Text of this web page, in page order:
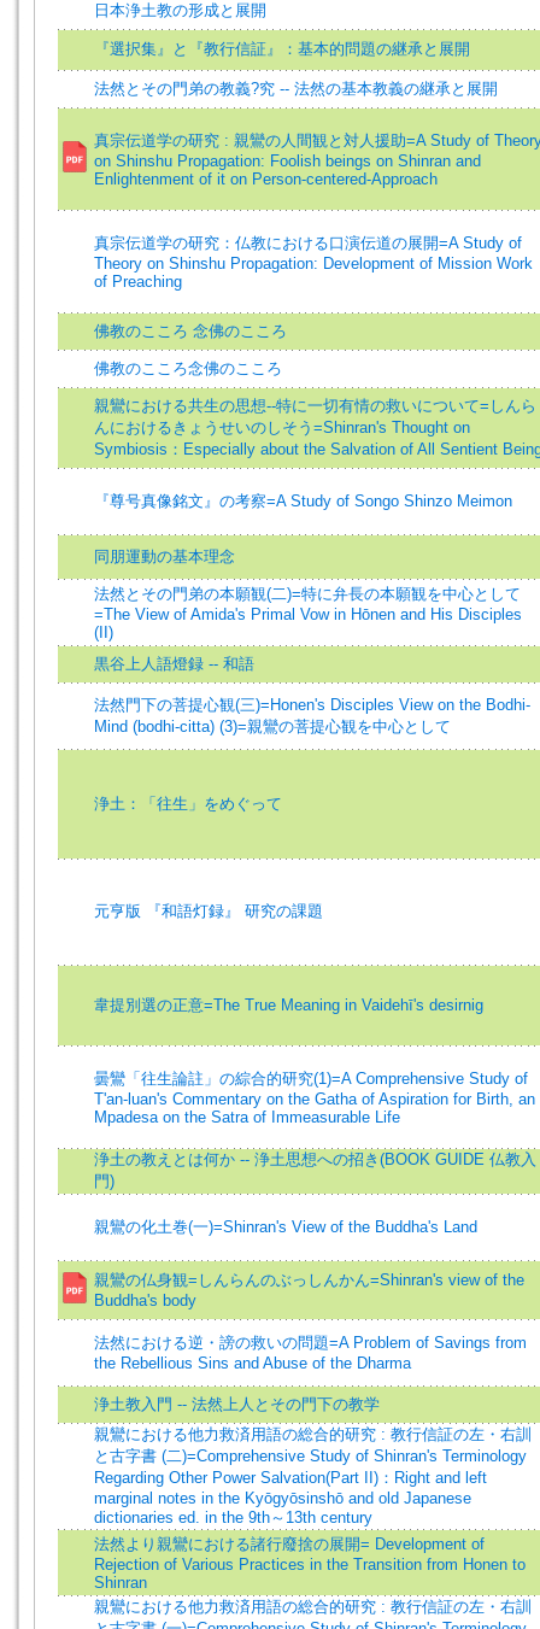
日本浄土教の形成と展開
『選択集』と『教行信証』：基本的問題の継承と展開
法然とその門弟の教義?究 -- 法然の基本教義の継承と展開
真宗伝道学の研究 : 親鸞の人間観と対人援助=A Study of
on Shinshu Propagation: Foolish beings on Shinran and
Enlightenment of it on Person-centered-Approach
真宗伝道学の研究：仏教における口演伝道の展開=A Study of
Theory on Shinshu Propagation: Development of Mission Work
of Preaching
佛教のこころ 念佛のこころ
佛教のこころ念佛のこころ
親鸞における共生の思想--特に一切有情の救いについて=しんら
んにおけるきょうせいのしそう=Shinran's Thought on
Symbiosis：Especially about the Salvation of All Sentient
『尊号真像銘文』の考察=A Study of Songo Shinzo Meimon
同朋運動の基本理念
法然とその門弟の本願観(二)=特に弁長の本願観を中心として
=The View of Amida's Primal Vow in Hōnen and His Disciples
(II)
黒谷上人語燈録 -- 和語
法然門下の菩提心観(三)=Honen's Disciples View on the Bodhi-
Mind (bodhi-citta) (3)=親鸞の菩提心観を中心として
浄土：「往生」をめぐって
元亨版 『和語灯録』 研究の課題
韋提別選の正意=The True Meaning in Vaidehī's desirnig
曇鸞「往生論註」の綜合的研究(1)=A Comprehensive Study of
T'an-luan's Commentary on the Gatha of Aspiration for Birth, an
Mpadesa on the Satra of Immeasurable Life
浄土の教えとは何か -- 浄土思想への招き(BOOK GUIDE 仏教入
門)
親鸞の化土巻(一)=Shinran's View of the Buddha's Land
親鸞の仏身観=しんらんのぶっしんかん=Shinran's view of the
Buddha's body
法然における逆・謗の救いの問題=A Problem of Savings from
the Rebellious Sins and Abuse of the Dharma
浄土教入門 -- 法然上人とその門下の教学
親鸞における他力救済用語の総合的研究 : 教行信証の左・右訓
と古字書 (二)=Comprehensive Study of Shinran's Terminology
Regarding Other Power Salvation(Part II)：Right and left
marginal notes in the Kyōgyōsinshō and old Japanese
dictionaries ed. in the 9th～13th century
法然より親鸞における諸行廢捨の展開= Development of
Rejection of Various Practices in the Transition from Honen to
Shinran
親鸞における他力救済用語の総合的研究 : 教行信証の左・右訓